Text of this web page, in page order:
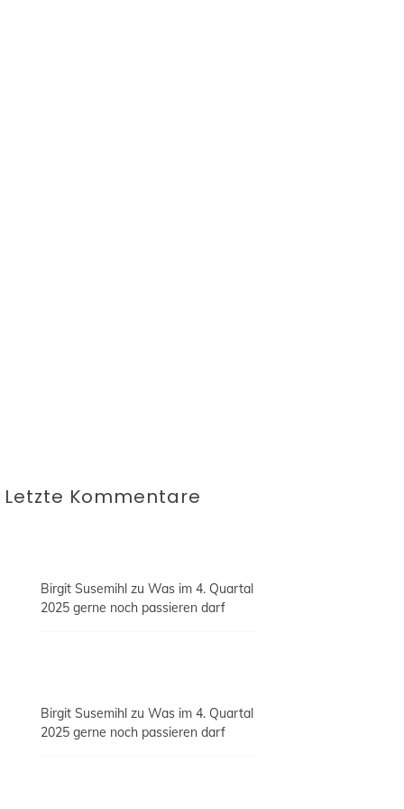
Letzte Kommentare
Birgit Susemihl zuWas im 4. Quartal
2025 gerne noch passieren darf
Birgit Susemihl zuWas im 4. Quartal
2025 gerne noch passieren darf